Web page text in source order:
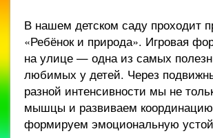
В нашем детском саду проходит
«Ребёнок и природа». Игровая
на улице — одна из самых
любимых у детей. Через
разной интенсивности мы не
мышцы и развиваем
формируем эмоциональную